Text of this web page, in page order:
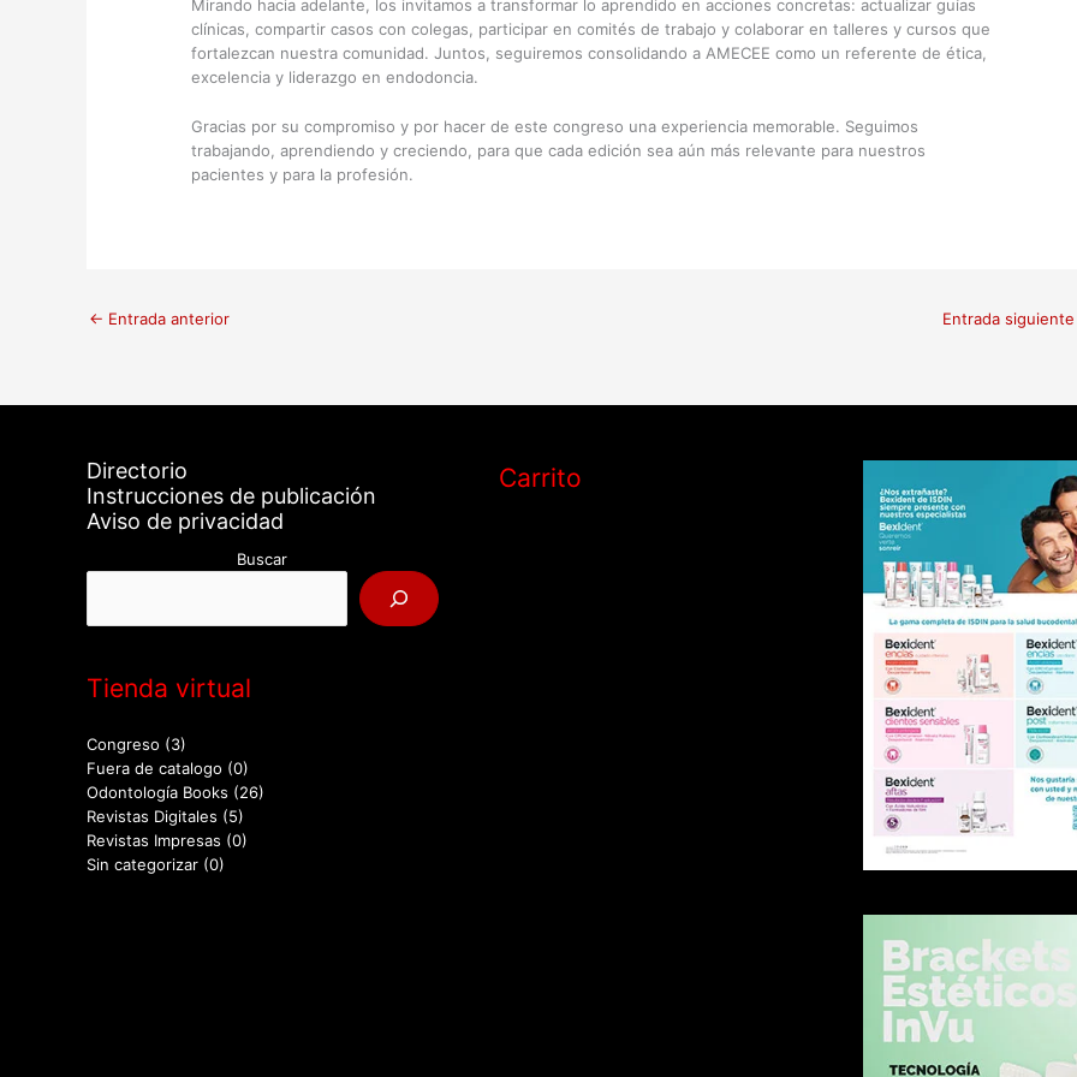
Mirando hacia adelante, los invitamos a transformar lo aprendido en acciones concretas: actualizar guías
clínicas, compartir casos con colegas, participar en comités de trabajo y colaborar en talleres y cursos que
fortalezcan nuestra comunidad. Juntos, seguiremos consolidando a AMECEE como un referente de ética,
excelencia y liderazgo en endodoncia.
Gracias por su compromiso y por hacer de este congreso una experiencia memorable. Seguimos
trabajando, aprendiendo y creciendo, para que cada edición sea aún más relevante para nuestros
pacientes y para la profesión.
← Entrada anterior Entrada
Directorio
Instrucciones de publicación
Aviso de privacidad
Buscar
Tienda virtual
Congreso (3)
Fuera de catalogo (0)
Odontología Books (26)
Revistas Digitales (5)
Revistas Impresas (0)
Sin categorizar (0)
Carrito